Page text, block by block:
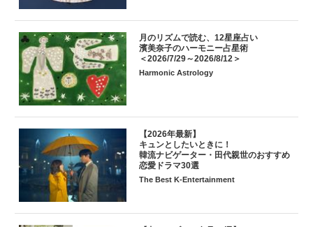
月のリズムで読む、12星座占い
濱美奈子のハーモニー占星術
＜2026/7/29～2026/8/12＞
Harmonic Astrology
【2026年最新】
キュンとしたいときに！
韓流ナビゲーター・田代親世のおすすめ
恋愛ドラマ30選
The Best K-Entertainment